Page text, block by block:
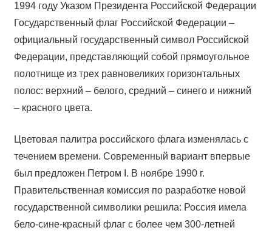
1994 году Указом Президента Российской Федерации
Государственный флаг Российской Федерации –
официальный государственный символ Российской
Федерации, представляющий собой прямоугольное
полотнище из трех равновеликих горизонтальных
полос: верхний – белого, средний – синего и нижний
– красного цвета.
Цветовая палитра российского флага изменялась с
течением времени. Современный вариант впервые
был предложен Петром I. В ноябре 1990 г.
Правительственная комиссия по разработке новой
государственной символики решила: Россия имела
бело-сине-красный флаг с более чем 300-летней